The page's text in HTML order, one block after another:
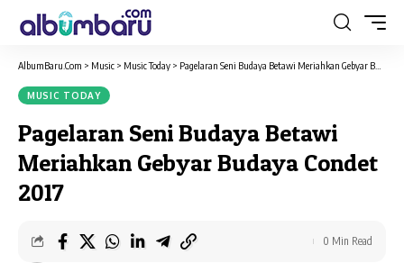
AlbumBaru.Com > Music > Music Today > Pagelaran Seni Budaya Betawi Meriahkan Gebyar Budaya Condet 2017
MUSIC TODAY
Pagelaran Seni Budaya Betawi
Meriahkan Gebyar Budaya Condet
2017
0 Min Read